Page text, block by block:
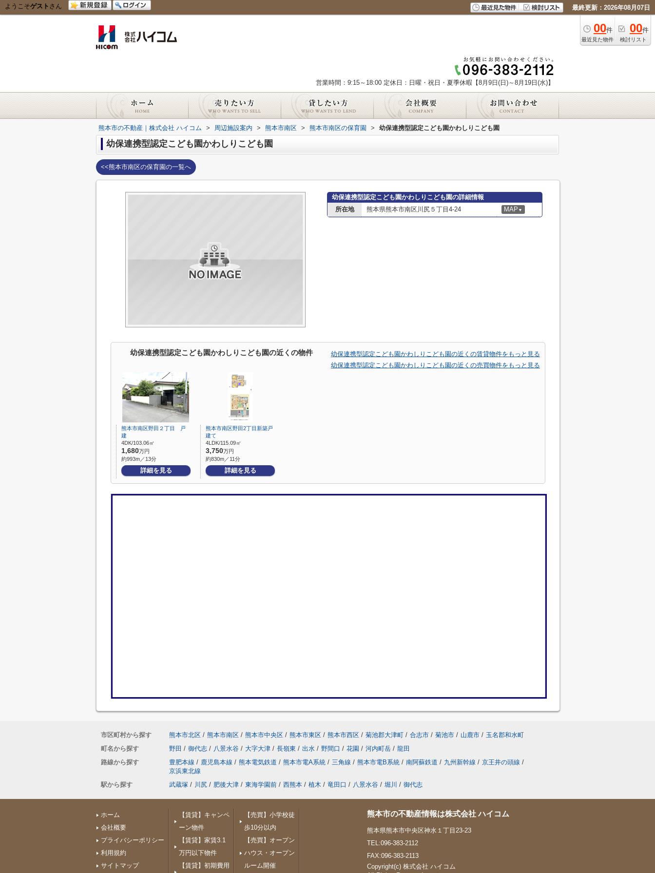
ようこそゲスト さん 最終更新：2026年08月07日
00件
最近見た物件
00件
検討リスト
営業時間：9:15～18:00 定休日：日曜・祝日・夏季休暇【8月9日(日)～8月19日(水)】
熊本市の不動産｜株式会社 ハイコム > 周辺施設案内 > 熊本市南区 > 熊本市南区の保育園 > 幼保連携型認定こども園かわしりこども園
幼保連携型認定こども園かわしりこども園
<<熊本市南区の保育園の一覧へ
幼保連携型認定こども園かわしりこども園の詳細情報
所在地
熊本県熊本市南区川尻５丁目4-24 MAP ▼
幼保連携型認定こども園かわしりこども園の近くの物件
幼保連携型認定こども園かわしりこども園の近くの賃貸物件をもっと見る
幼保連携型認定こども園かわしりこども園の近くの売買物件をもっと見る
熊本市南区野田２丁目 戸
建
4DK/103.06㎡
1,680万円
約993m／13分
詳細を見る
熊本市南区野田2丁目新築戸
建て
4LDK/115.09㎡
3,750万円
約830m／11分
詳細を見る
市区町村から探す 熊本市北区 / 熊本市南区 / 熊本市中央区 / 熊本市東区 / 熊本市西区 / 菊池郡大津町 / 合志市 / 菊池市 / 山鹿市 / 玉名郡和水町
町名から探す
野田 / 御代志 / 八景水谷 / 大字大津 / 長嶺東 / 出水 / 野間口 / 花園 / 河内町岳 / 龍田
路線から探す
豊肥本線 / 鹿児島本線 / 熊本電気鉄道 / 熊本市電A系統 / 三角線 / 熊本市電B系統 / 南阿蘇鉄道 / 九州新幹線 / 京王井の頭線 /
京浜東北線
駅から探す
武蔵塚 / 川尻 / 肥後大津 / 東海学園前 / 西熊本 / 植木 / 竜田口 / 八景水谷 / 堀川 / 御代志
ホーム
会社概要
プライバシーポリシー
利用規約
サイトマップ
【賃貸】キャンペ
ーン物件
【賃貸】家賃3.1
万円以下物件
【賃貸】初期費用
【売買】小学校徒
歩10分以内
【売買】オープン
ハウス・オープン
ルーム開催
熊本市の不動産情報は株式会社 ハイコム
熊本県熊本市中央区神水１丁目23-23
TEL:096-383-2112
FAX:096-383-2113
Copyright(c) 株式会社 ハイコム